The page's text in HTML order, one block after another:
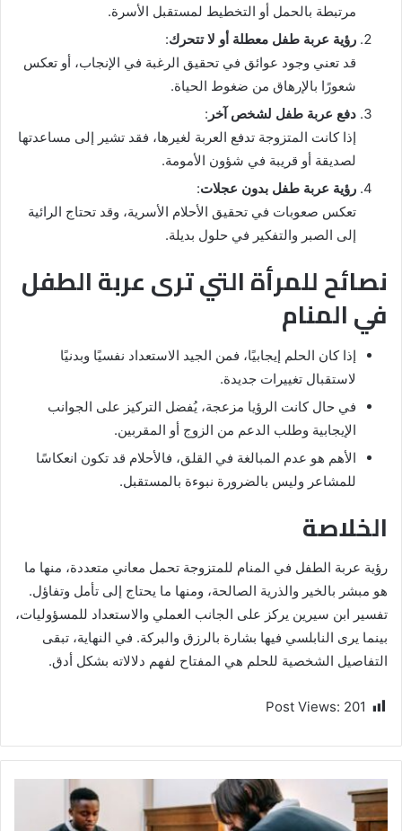
مرتبطة بالحمل أو التخطيط لمستقبل الأسرة.
رؤية عربة طفل معطلة أو لا تتحرك:
قد تعني وجود عوائق في تحقيق الرغبة في الإنجاب، أو تعكس
شعورًا بالإرهاق من ضغوط الحياة.
دفع عربة طفل لشخص آخر :
إذا كانت المتزوجة تدفع العربة لغيرها، فقد تشير إلى مساعدتها
لصديقة أو قريبة في شؤون الأمومة.
رؤية عربة طفل بدون عجلات:
تعكس صعوبات في تحقيق الأحلام الأسرية، وقد تحتاج الرائية
إلى الصبر والتفكير في حلول بديلة.
نصائح للمرأة التي ترى عربة الطفل
في المنام
إذا كان الحلم إيجابيًا، فمن الجيد الاستعداد نفسيًا وبدنيًا
لاستقبال تغييرات جديدة.
في حال كانت الرؤيا مزعجة، يُفضل التركيز على الجوانب
الإيجابية وطلب الدعم من الزوج أو المقربين.
الأهم هو عدم المبالغة في القلق، فالأحلام قد تكون انعكاسًا
للمشاعر وليس بالضرورة نبوءة بالمستقبل.
الخلاصة
رؤية عربة الطفل في المنام للمتزوجة تحمل معاني متعددة، منها ما
هو مبشر بالخير والذرية الصالحة، ومنها ما يحتاج إلى تأمل وتفاؤل.
تفسير ابن سيرين يركز على الجانب العملي والاستعداد للمسؤوليات،
بينما يرى النابلسي فيها بشارة بالرزق والبركة. في النهاية، تبقى
التفاصيل الشخصية للحلم هي المفتاح لفهم دلالاته بشكل أدق.
Post Views: 201